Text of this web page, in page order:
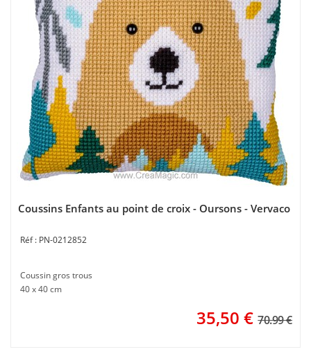
Coussins Enfants au point de croix - Oursons - Vervaco
PN-0212852
Coussin gros trous
40 x 40 cm
35,50 € 70.99 €